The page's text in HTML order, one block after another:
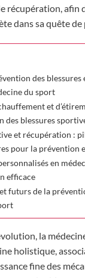
récupération, afin
dans sa quête
des blessures
du sport
et
des blessures
et récupération :
pour la prévention
en
efficace
futurs de la
la
holistique,
fine des